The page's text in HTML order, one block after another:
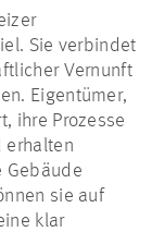
Sie verbindet
Vernunft
Eigentümer,
ihre Prozesse
erhalten
Gebäude
sie auf
klar